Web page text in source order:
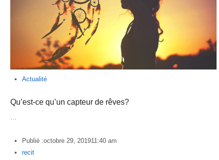
Actualité
Qu’est-ce qu’un capteur de rêves?
…
Publié :octobre 29, 201911:40 am
Author
recit